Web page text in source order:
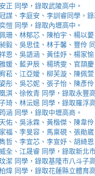
正 同學，錄取武陵高中。
謀、李庭安、李訓睿同學，
愷 同學，錄取內壢高中。
珊、林郁芯、陳柏宇、楊以
毅、吳思佳、林于馨、豐伶
恩、吳語涵、黃佳妤、楊家
媛、藍尹辰、楊琇雯、官頡
菘、江亞嬡、柳芙漩、陳佩
彤、吳芯妮、張子怡、陳彥
淇、徐攸青 同學，錄取永豐
琦、林沄嬨 同學，錄取羅浮
涵 同學，錄取中壢高商。
佑、吳泳霖、黃楷傑、陳韋
福、李旻容、馬稟硯、張勛
哲、李宜芯、李宣妤、胡綺
全、江晟睿 同學，錄取新北
潔 同學，錄取基隆市八斗子
煒 同學，錄取花蓮縣立體育